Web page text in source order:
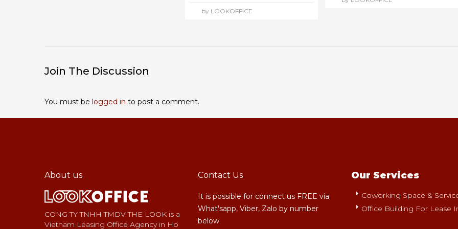
by LOOKOFFICE
Join The Discussion
You must be logged in to post a comment.
About us
CONG TY TNHH TMDV THE LOOK is a
Vietnam Leasing Office Agency in Ho
Contact Us
It is possible for connect us FREE via
What'sapp, Viber, Zalo by number
below
Our Services
Coworking Space &
Office Building For Lease